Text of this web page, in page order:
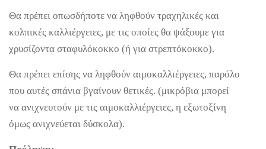
Θα πρέπει οπωσδήποτε να ληφθούν τραχηλικές και
κολπικές καλλιέργειες, με τις οποίες θα ψάξουμε για
χρυσίζοντα σταφυλόκοκκο (ή για στρεπτόκοκκο).
Θα πρέπει επίσης να ληφθούν αιμοκαλλιέργειες, παρόλο
που αυτές σπάνια βγαίνουν θετικές. (μικρόβια μπορεί
να ανιχνευτούν με τις αιμοκαλλιέργειες, η εξωτοξίνη
όμως ανιχνεύεται δύσκολα).